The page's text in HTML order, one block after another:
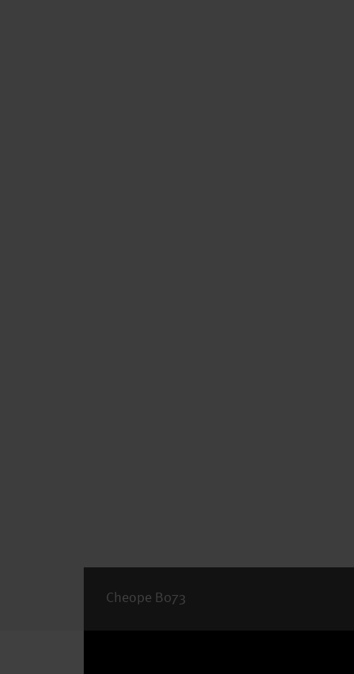
Cheope B073